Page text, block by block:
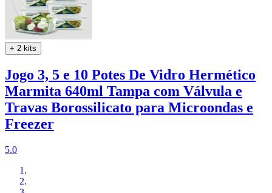
+ 2 kits
Jogo 3, 5 e 10 Potes De Vidro Hermético
Marmita 640ml Tampa com Válvula e
Travas Borossilicato para Microondas e
Freezer
5.0